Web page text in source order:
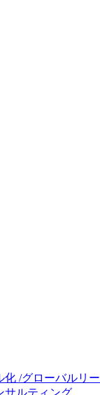
化 /グローバルリ
サルティング